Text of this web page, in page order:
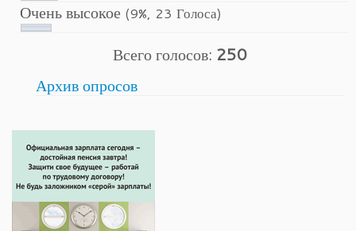
Очень высокое (9%, 23 Голоса)
Всего голосов: 250
Архив опросов